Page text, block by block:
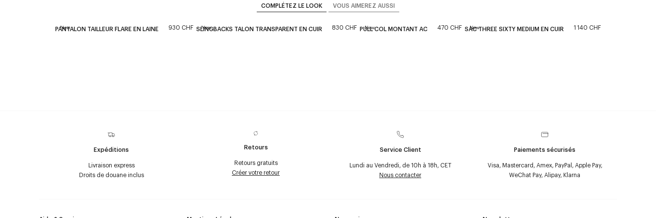
COMPLÉTEZ LE LOOK VOUS AIMEREZ AUSSI
New
PANTALON TAILLEUR FLARE EN LAINE 930 CHF New
SLINGBACKS TALON TRANSPARENT EN CUIR 830 CHF New
PULL COL MONTANT AC 470 CHF New
SAC THREE SIXTY MEDIUM EN CUIR 1 140 CHF
Expéditions
Livraison express
Droits de douane inclus
Retours
Retours gratuits
Créer votre retour
Service Client
Lundi au Vendredi, de 10h à 18h, CET
Nous contacter
Paiements sécurisés
Visa, Mastercard, Amex, PayPal, Apple Pay,
WeChat Pay, Alipay, Klarna